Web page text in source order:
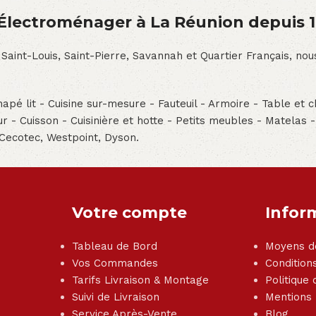
à La Réunion depuis
Louis, Saint-Pierre, Savannah et Quartier Français,
lit - Cuisine sur-mesure - Fauteuil - Armoire - Table
Cuisson - Cuisinière et hotte - Petits meubles - Matelas
Westpoint, Dyson.
Votre compte
Tableau de Bord
Vos Commandes
Tarifs Livraison & Montage
Suivi de Livraison
Moyens
Politique
Mentions